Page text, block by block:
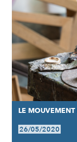
LE MOUVEMENT
26/05/2020